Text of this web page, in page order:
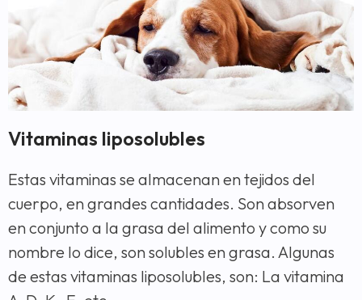
Vitaminas liposolubles
Estas vitaminas se almacenan en tejidos del
cuerpo, en grandes cantidades. Son absorven
en conjunto a la grasa del alimento y como su
nombre lo dice, son solubles en grasa. Algunas
de estas vitaminas liposolubles, son: La vitamina